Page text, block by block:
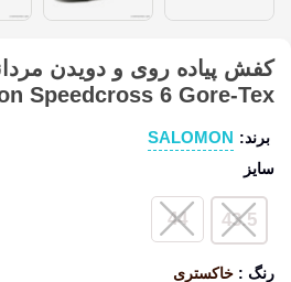
کفش پیاده روی و دویدن
Speedcross 6 Gore-Tex
برند: SALOMON
سایز
43.5
44
رنگ : خاکستری